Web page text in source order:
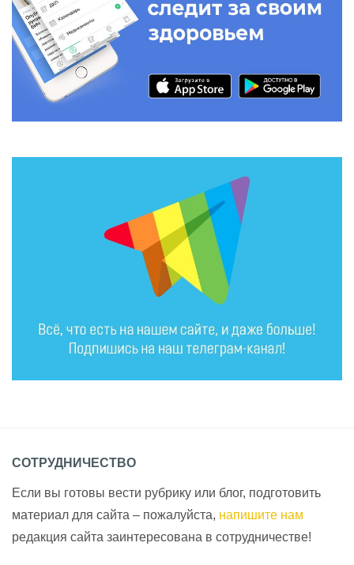
СОТРУДНИЧЕСТВО
Если вы готовы вести рубрику или блог, подготовить
материал для сайта – пожалуйста, напишите нам
редакция сайта заинтересована в сотрудничестве!